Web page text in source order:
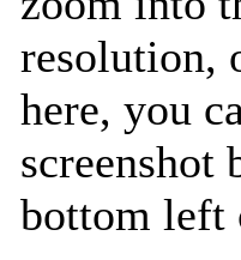
resolution,
here, you
bottom left